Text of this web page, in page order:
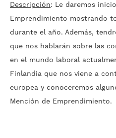
Descripción: Le daremos
Emprendimiento mostrando
durante el año. Además,
que nos hablarán sobre las
en el mundo laboral
Finlandia que nos viene a
europea y conoceremos
Mención de Emprendimiento.